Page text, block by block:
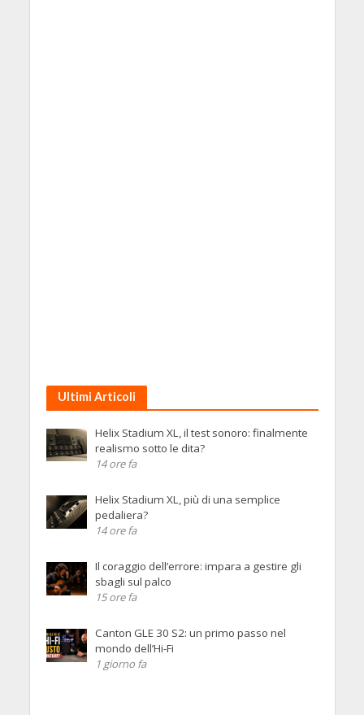
Ultimi Articoli
Helix Stadium XL, il test sonoro: finalmente
realismo sotto le dita?
14 ore fa
Helix Stadium XL, più di una semplice
pedaliera?
14 ore fa
Il coraggio dell’errore: impara a gestire gli
sbagli sul palco
15 ore fa
Canton GLE 30 S2: un primo passo nel
mondo dell’Hi-Fi
1 giorno fa